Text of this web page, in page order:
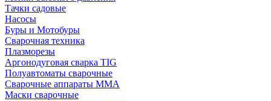
Тачки садовые
Насосы
Буры и Мотобуры
Сварочная техника
Плазморезы
Аргонодуговая сварка TIG
Полуавтоматы сварочные
Сварочные аппараты ММА
Маски сварочные